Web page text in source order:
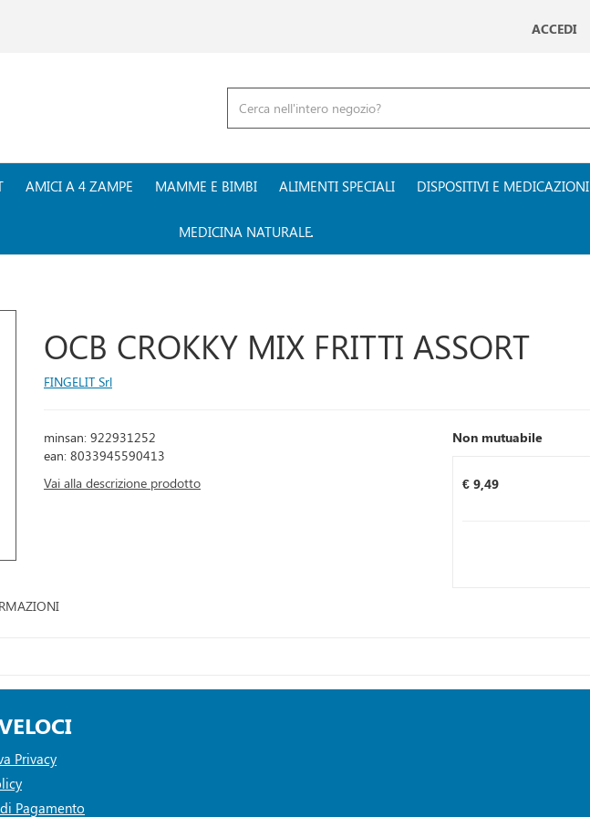
ACCEDI
Prodotto
AMICI A 4 ZAMPE MAMME E BIMBI ALIMENTI SPECIALI DISPOSITIVI E MEDICAZIONI
MEDICINA NATURALE
OCB CROKKY MIX FRITTI ASSORT
FINGELIT Srl
minsan: 922931252
ean: 8033945590413
Vai alla descrizione prodotto
Non mutuabile
Prezzo
€ 9,49
Privacy
Pagamento